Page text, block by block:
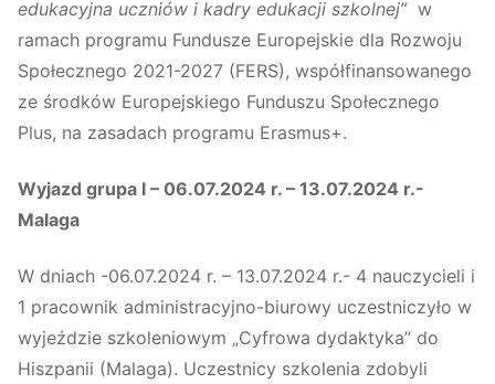
edukacyjna uczniów i kadry edukacji szkolnej” w
ramach programu Fundusze Europejskie dla Rozwoju
Społecznego 2021-2027 (FERS), współfinansowanego
ze środków Europejskiego Funduszu Społecznego
Plus, na zasadach programu Erasmus+.
Wyjazd grupa I – 06.07.2024 r. – 13.07.2024 r.-
Malaga
W dniach -06.07.2024 r. – 13.07.2024 r.- 4 nauczycieli i
1 pracownik administracyjno-biurowy uczestniczyło w
wyjeździe szkoleniowym „Cyfrowa dydaktyka” do
Hiszpanii (Malaga). Uczestnicy szkolenia zdobyli